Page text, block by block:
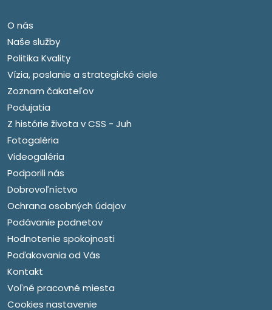
O nás
Naše služby
Politika Kvality
Vízia, poslanie a strategické ciele
Zoznam čakateľov
Podujatia
Z histórie života v CSS - Juh
Fotogaléria
Videogaléria
Podporili nás
Dobrovoľníctvo
Ochrana osobných údajov
Podávanie podnetov
Hodnotenie spokojnosti
Poďakovania od Vás
Kontakt
Voľné pracovné miesta
Cookies nastavenie